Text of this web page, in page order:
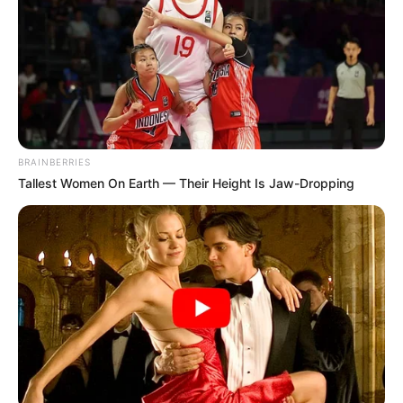
Como Participar do Processo Seletivo
Os interessados em participar devem realizar a inscrição online
entre os dias 3 de janeiro de 2025 e 3 de fevereiro de 2025, até as
23h59.
A taxa de inscrição é de R$ 80,00.
-110
Isenção da Taxa de Inscrição
Os candidatos que atenderem aos requisitos podem solicitar a
isenção da taxa de inscrição entre os dias 3 e 4 de janeiro de 2025.
Etapas do Processo Seletivo
A seleção será realizada por meio das seguintes etapas:
BRAINBERRIES
Tallest Women On Earth — Their Height Is Jaw-Dropping